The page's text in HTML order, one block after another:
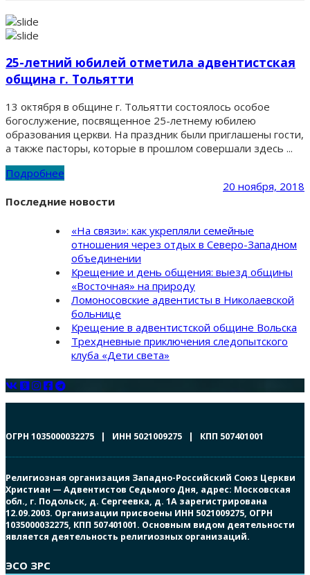
25-летний юбилей отметила адвентистская
община г. Тольятти
13 октября в общине г. Тольятти состоялось особое
богослужение, посвященное 25-летнему юбилею
образования церкви. На праздник были приглашены гости,
а также пасторы, которые в прошлом совершали здесь ...
Подробнее
20 ноября, 2018
Последние новости
«На связи»: как укрепляли семейные
отношения через отдых в Северо-Западном
объединении
Крещение и день общения: выезд общины
«Восточная» на природу
Ломоносовские адвентисты в Николаевской
больнице
Крещение в адвентистской общине Вольска
Трехдневные приключения следопытского
клуба «Дети света»
ОГРН 1035000032275 | ИНН 5021009275 | КПП 507401001
Религиозная организация Западно-Российский Союз Церкви
Христиан — Адвентистов Седьмого Дня, адрес: Московская
обл., г. Подольск, д. Сергеевка, д. 1А зарегистрирована
12.09.2003. Организации присвоены ИНН 5021009275, ОГРН
1035000032275, КПП 507401001. Основным видом деятельности
является деятельность религиозных организаций.
ЭСО ЗРС